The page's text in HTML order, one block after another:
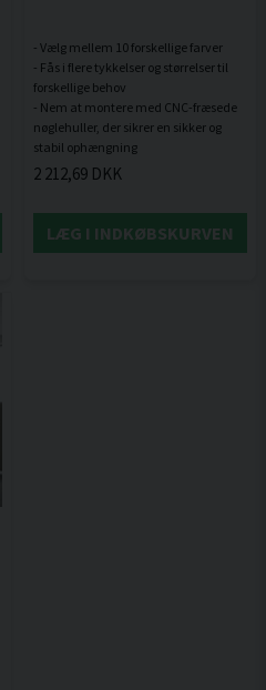
- Vælg mellem 10 forskellige farver
- Fås i flere tykkelser og størrelser til
forskellige behov
- Nem at montere med CNC-fræsede
nøglehuller, der sikrer en sikker og
2 212,69 DKK
LÆG I INDKØBSKURVEN